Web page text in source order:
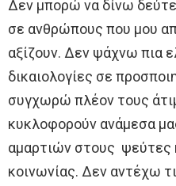
Δεν μπορώ να δίνω
σε ανθρώπους που μου
αξίζουν. Δεν ψάχνω πια
δικαιολογίες σε
συγχωρώ πλέον τους
κυκλοφορούν ανάμεσα
αμαρτιών στους ψεύτες
κοινωνίας. Δεν αντέχω